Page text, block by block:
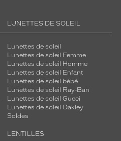
LUNETTES DE SOLEIL
Lunettes de soleil
Lunettes de soleil Femme
Lunettes de soleil Homme
Lunettes de soleil Enfant
Lunettes de soleil bébé
Lunettes de soleil Ray-Ban
Lunettes de soleil Gucci
Lunettes de soleil Oakley
Soldes
LENTILLES